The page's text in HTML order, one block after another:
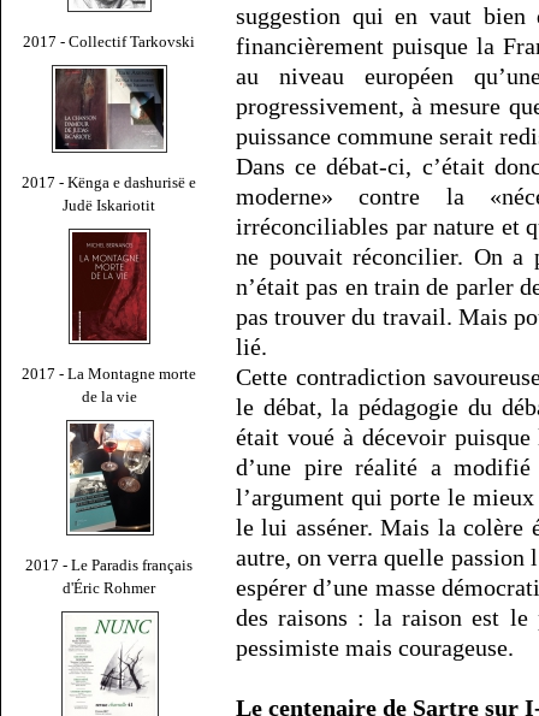
2017 - Collectif Tarkovski
2017 - Kënga e dashurisë e
Judë Iskariotit
2017 - La Montagne morte
de la vie
2017 - Le Paradis français
d'Éric Rohmer
suggestion qui en vaut bien
financièrement puisque la
au niveau européen
progressivement, à mesure
puissance commune serait
Dans ce débat-ci, c’était
moderne» contre la
irréconciliables par nature et
ne pouvait réconcilier. On a
n’était pas en train de parler
pas trouver du travail. Mais
lié.
Cette contradiction
le débat, la pédagogie du
était voué à décevoir
d’une pire réalité a
l’argument qui porte le
le lui asséner. Mais la colère
autre, on verra quelle passion
espérer d’une masse
des raisons : la raison est le
pessimiste mais courageuse.
Le centenaire de Sartre sur